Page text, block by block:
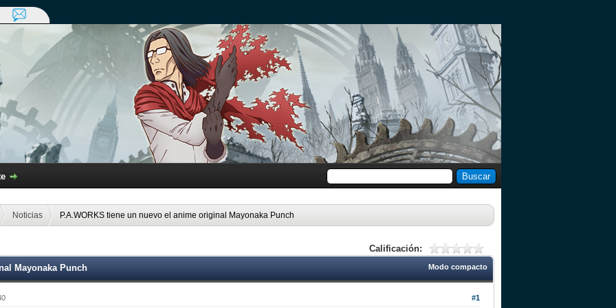
Noticias P.A.WORKS tiene un nuevo el anime original Mayonaka Punch
Calificación:
Modo compacto
Mayonaka Punch
#1